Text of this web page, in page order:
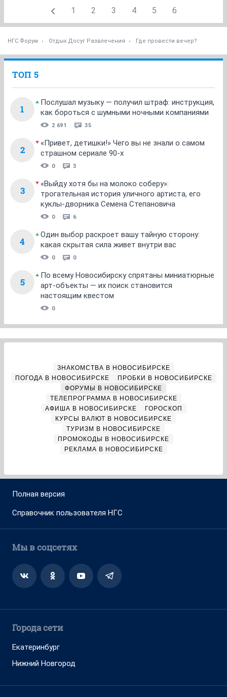
1 2 3 4 5 6
НГС.Форум Отдых Досуг Развлечения Где провести вечер?
ТОП 5
1
Послушал музыку — получил штраф: инструкция,
как бороться с шумными ночными компаниями
2 691 35
2
«Привет, детишки!» Чего вы не знали о самом
страшном сериале 90-х
0 3
3
«Выйду хотя бы на молоко соберу»:
трогательная история уличного артиста, его
куклы-дворника Семена Степановича
0 6
4
Один выбор раскроет вашу тайную сторону:
какая скрытая сила живет внутри вас
0 0
5
По всему Новосибирску спрятаны миниатюрные
арт-объекты — их поиск становится
настоящим квестом
0
ЗНАКОМСТВА В НОВОСИБИРСКЕ
ПОГОДА В НОВОСИБИРСКЕ
ПРОБКИ В НОВОСИБИРСКЕ
ФОРУМЫ В НОВОСИБИРСКЕ
ТЕЛЕПРОГРАММА В НОВОСИБИРСКЕ
АФИША В НОВОСИБИРСКЕ
ГОРОСКОП
КУРСЫ ВАЛЮТ В НОВОСИБИРСКЕ
ТУРИЗМ В НОВОСИБИРСКЕ
ПРОМОКОДЫ В НОВОСИБИРСКЕ
РЕКЛАМА В НОВОСИБИРСКЕ
Полная версия
Справочник пользователя НГС
Мы в соцсетях
Города сети
Екатеринбург
Нижний Новгород